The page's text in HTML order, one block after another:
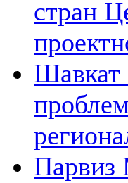
стран
Шавкат
Парвиз